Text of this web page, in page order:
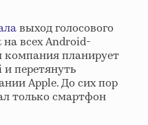
выход голосового
всех Android-
компания планирует
перетянуть
Apple. До сих пор
только смартфон